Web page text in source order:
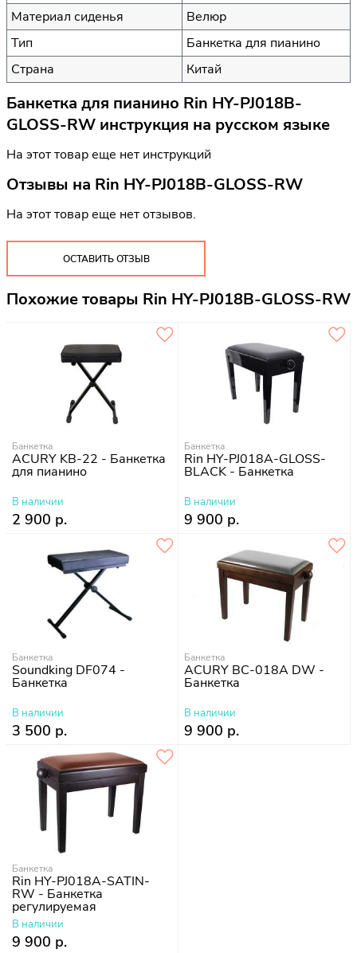
Материал сиденья
Велюр
Тип
Банкетка для пианино
Страна
Китай
Банкетка для пианино Rin HY-PJ018B-
GLOSS-RW инструкция на русском языке
На этот товар еще нет инструкций
Отзывы на Rin HY-PJ018B-GLOSS-RW
На этот товар еще нет отзывов.
ОСТАВИТЬ ОТЗЫВ
Похожие товары Rin HY-PJ018B-GLOSS-RW
Банкетка
ACURY KB-22 - Банкетка
для пианино
В наличии
2 900 р.
Банкетка
Rin HY-PJ018A-GLOSS-
BLACK - Банкетка
В наличии
9 900 р.
Банкетка
Soundking DF074 -
Банкетка
В наличии
3 500 р.
Банкетка
ACURY BC-018A DW -
Банкетка
В наличии
9 900 р.
Банкетка
Rin HY-PJ018A-SATIN-
RW - Банкетка
регулируемая
В наличии
9 900 р.